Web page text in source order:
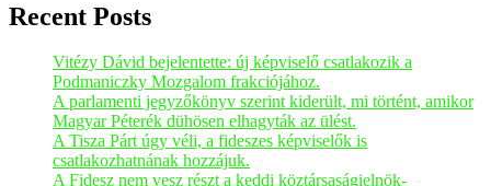
Recent Posts
Vitézy Dávid bejelentette: új képviselő csatlakozik a
Podmaniczky Mozgalom frakciójához.
A parlamenti jegyzőkönyv szerint kiderült, mi történt, amikor
Magyar Péterék dühösen elhagyták az ülést.
A Tisza Párt úgy véli, a fideszes képviselők is
csatlakozhatnának hozzájuk.
A Fidesz nem vesz részt a keddi köztársaságielnök-